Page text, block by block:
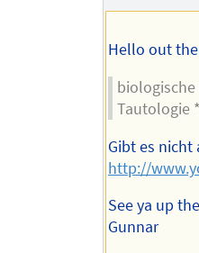
Hello out
Tautologie
Gibt es
http://
See ya up
Gunnar